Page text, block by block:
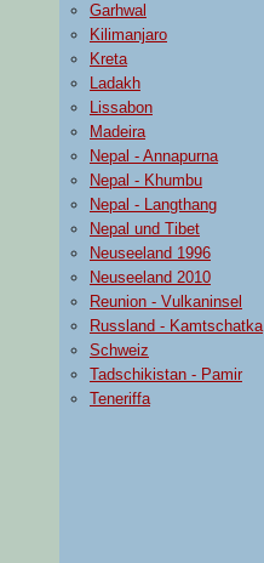
Garhwal
Kilimanjaro
Kreta
Ladakh
Lissabon
Madeira
Nepal - Annapurna
Nepal - Khumbu
Nepal - Langthang
Nepal und Tibet
Neuseeland 1996
Neuseeland 2010
Reunion - Vulkaninsel
Russland - Kamtschatka
Schweiz
Tadschikistan - Pamir
Teneriffa